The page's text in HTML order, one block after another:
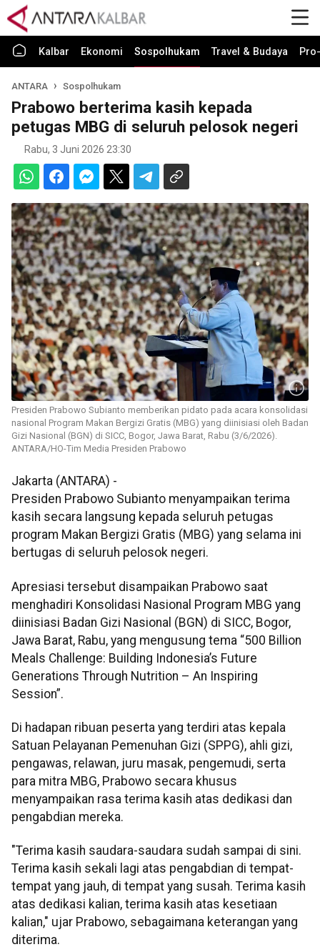
Kalbar Ekonomi Sospolhukam Travel & Budaya
ANTARA Sospolhukam
Prabowo berterima kasih kepada
petugas MBG di seluruh pelosok negeri
Rabu, 3 Juni 2026 23:30
Presiden Prabowo Subianto memberikan pidato pada acara konsolidasi
nasional Program Makan Bergizi Gratis (MBG) yang diinisiasi oleh Badan
Gizi Nasional (BGN) di SICC, Bogor, Jawa Barat, Rabu (3/6/2026).
ANTARA/HO-Tim Media Presiden Prabowo
Jakarta (ANTARA) -
Presiden Prabowo Subianto menyampaikan terima
kasih secara langsung kepada seluruh petugas
program Makan Bergizi Gratis (MBG) yang selama ini
bertugas di seluruh pelosok negeri.
Apresiasi tersebut disampaikan Prabowo saat
menghadiri Konsolidasi Nasional Program MBG yang
diinisiasi Badan Gizi Nasional (BGN) di SICC, Bogor,
Jawa Barat, Rabu, yang mengusung tema “500 Billion
Meals Challenge: Building Indonesia’s Future
Generations Through Nutrition – An Inspiring
Session”.
Di hadapan ribuan peserta yang terdiri atas kepala
Satuan Pelayanan Pemenuhan Gizi (SPPG), ahli gizi,
pengawas, relawan, juru masak, pengemudi, serta
para mitra MBG, Prabowo secara khusus
menyampaikan rasa terima kasih atas dedikasi dan
pengabdian mereka.
"Terima kasih saudara-saudara sudah sampai di sini.
Terima kasih sekali lagi atas pengabdian di tempat-
tempat yang jauh, di tempat yang susah. Terima kasih
atas dedikasi kalian, terima kasih atas kesetiaan
kalian," ujar Prabowo, sebagaimana keterangan yang
diterima.